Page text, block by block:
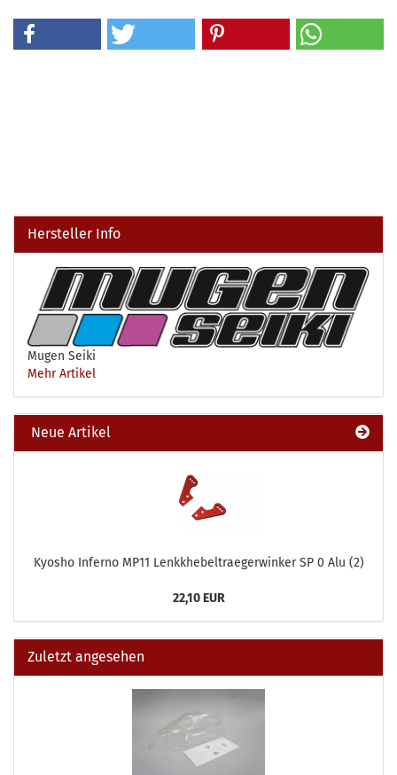
Hersteller Info
Mugen Seiki
Mehr Artikel
Neue Artikel
Kyosho Inferno MP11 Lenkkhebeltraegerwinker SP 0 Alu (2)
22,10 EUR
Zuletzt angesehen